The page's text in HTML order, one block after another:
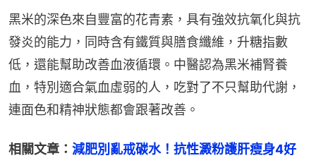
黑米的深色來自豐富的花青素，具有強效抗氧化與抗
發炎的能力，同時含有鐵質與膳食纖維，升糖指數
低，還能幫助改善血液循環。中醫認為黑米補腎養
血，特別適合氣血虛弱的人，吃對了不只幫助代謝，
連面色和精神狀態都會跟著改善。
相關文章： 減肥別亂戒碳水！抗性澱粉護肝瘦身4好